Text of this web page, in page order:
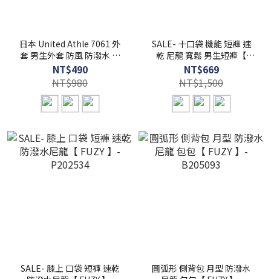
日本 United Athle 7061 外
套 男生外套 防風 防潑水 立
領 工作夾克【 FUZY 】-
UA7061
NT$490
NT$980
SALE- 十口袋 機能 短褲 速
乾 尼龍 寬鬆 男生短褲【
FUZY 】- P202537
NT$669
NT$1,500
SALE- 膝上 口袋 短褲 速乾
圓弧形 側背包 月型 防潑水